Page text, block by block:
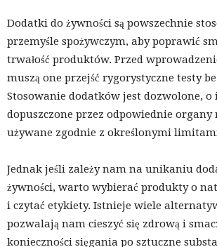
Dodatki do żywności są powszechnie
przemyśle spożywczym, aby poprawić
trwałość produktów. Przed
muszą one przejść rygorystyczne testy
Stosowanie dodatków jest dozwolone, o
dopuszczone przez odpowiednie organy
używane zgodnie z określonymi
Jednak jeśli zależy nam na unikaniu
żywności, warto wybierać produkty o
i czytać etykiety. Istnieje wiele
pozwalają nam cieszyć się zdrową i
konieczności sięgania po sztuczne